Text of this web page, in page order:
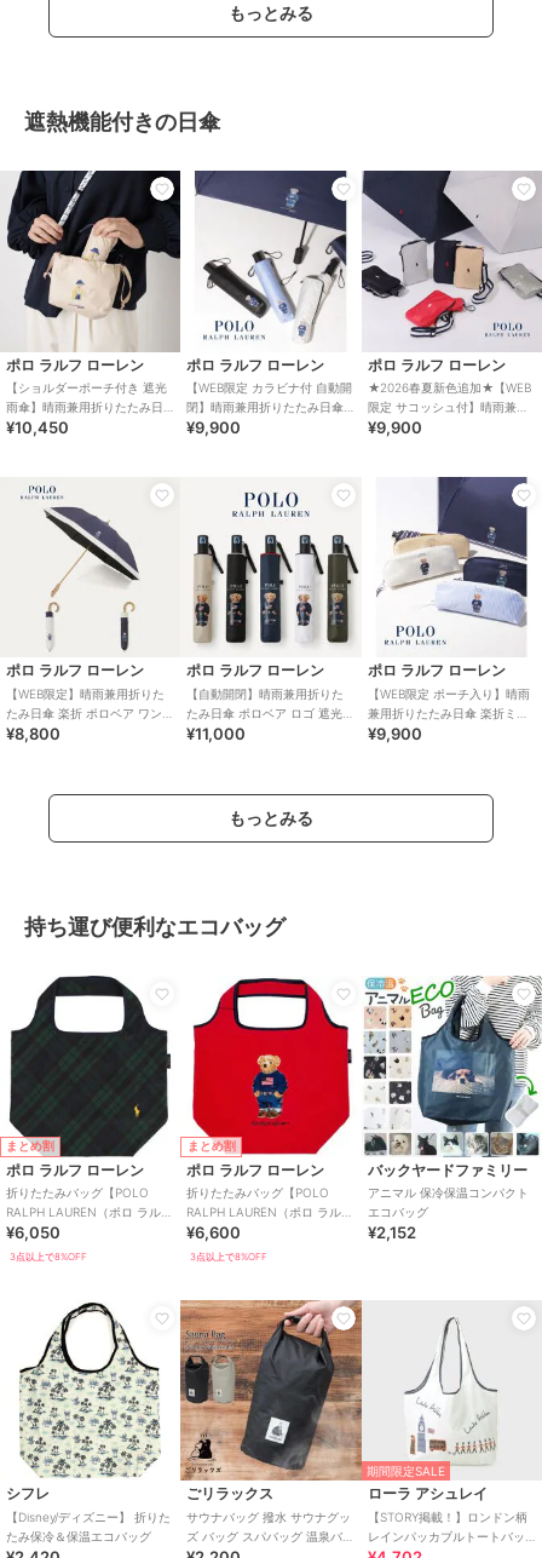
もっとみる
遮熱機能付きの日傘
ポロ ラルフ ローレン
【ショルダーポーチ付き 遮光
雨傘】晴雨兼用折りたたみ日
傘 楽折5段ミニ ポロベア 遮光
¥10,450
ポロ ラルフ ローレン
【WEB限定 カラビナ付 自動開
閉】晴雨兼用折りたたみ日傘
ポロベア 遮光率100％ 遮熱 UV
¥9,900
ポロ ラルフ ローレン
★2026春夏新色追加★【WEB
限定 サコッシュ付】晴雨兼用
折りたたみ傘 ポロポニー 遮光
¥9,900
ポロ ラルフ ローレン
【WEB限定】晴雨兼用折りた
たみ日傘 楽折 ポロベア ワンポ
イント 遮光 遮熱 UV
¥8,800
ポロ ラルフ ローレン
【自動開閉】晴雨兼用折りた
たみ日傘 ポロベア ロゴ 遮光率
100％ 遮熱 UV 軽量 ユニセッ
¥11,000
ポロ ラルフ ローレン
【WEB限定 ポーチ入り】晴雨
兼用折りたたみ日傘 楽折ミニ
ポロベア 遮光率100％ 遮熱 UV
¥9,900
もっとみる
持ち運び便利なエコバッグ
まとめ割
ポロ ラルフ ローレン
折りたたみバッグ【POLO
RALPH LAUREN（ポロ ラルフ
ローレン）】
¥6,050
3点以上で8%OFF
まとめ割
ポロ ラルフ ローレン
折りたたみバッグ【POLO
RALPH LAUREN（ポロ ラルフ
ローレン）】
¥6,600
3点以上で8%OFF
バックヤードファミリー
アニマル 保冷保温コンパクト
エコバッグ
¥2,152
シフレ
【Disney/ディズニー】 折りた
たみ保冷＆保温エコバッグ
ごリラックス
サウナバッグ 撥水 サウナグッ
ズ バッグ スパバッグ 温泉バッ
グ サウナ ポーチ コンパクト
期間限定SALE
ローラ アシュレイ
【STORY掲載！】ロンドン柄
レインパッカブルトートバッ
グ